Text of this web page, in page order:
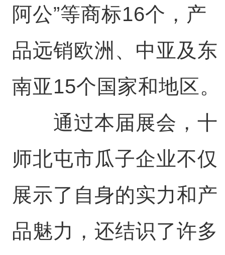
阿公”等商标16个，产
品远销欧洲、中亚及东
南亚15个国家和地区。
通过本届展会，十
师北屯市瓜子企业不仅
展示了自身的实力和产
品魅力，还结识了许多